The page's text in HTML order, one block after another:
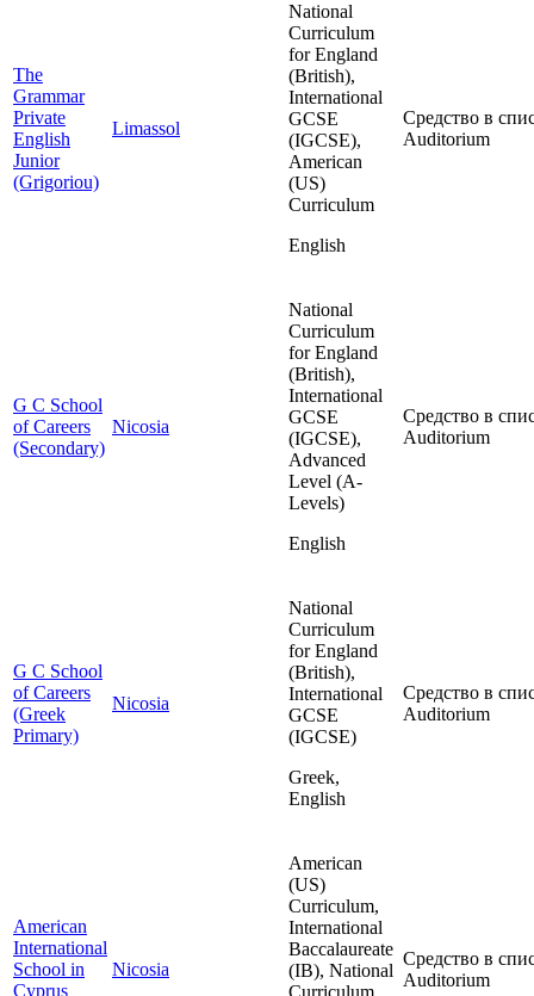
The
Grammar
Private
English
Junior
(Grigoriou)
Limassol
National
Curriculum
for England
(British),
International
GCSE
(IGCSE),
American
(US)
Curriculum
English
Средство в
Auditorium
G C School
of Careers
(Secondary)
Nicosia
National
Curriculum
for England
(British),
International
GCSE
(IGCSE),
Advanced
Level (A-
Levels)
English
Средство в
Auditorium
G C School
of Careers
(Greek
Primary)
Nicosia
National
Curriculum
for England
(British),
International
GCSE
(IGCSE)
Greek,
English
Средство в
Auditorium
American
International
School in
Cyprus
Nicosia
American
(US)
Curriculum,
International
Baccalaureate
(IB), National
Curriculum
Средство в
Auditorium